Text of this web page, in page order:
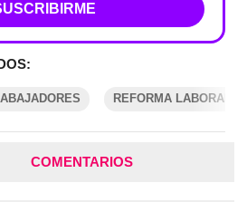
REFORMA LABORAL
COMENTARIOS